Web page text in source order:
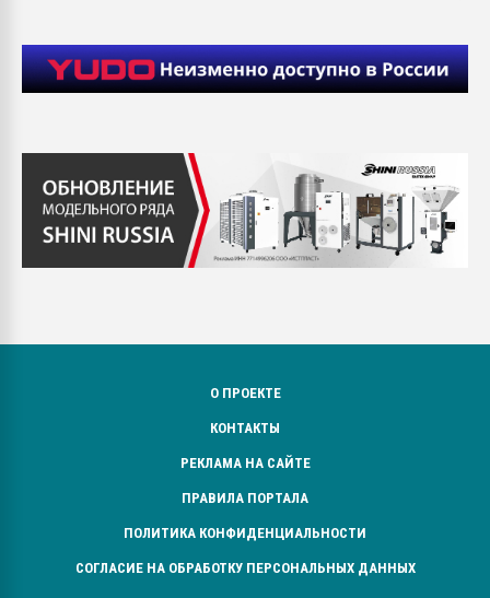
О ПРОЕКТЕ
КОНТАКТЫ
РЕКЛАМА НА САЙТЕ
ПРАВИЛА ПОРТАЛА
ПОЛИТИКА КОНФИДЕНЦИАЛЬНОСТИ
СОГЛАСИЕ НА ОБРАБОТКУ ПЕРСОНАЛЬНЫХ ДАННЫХ